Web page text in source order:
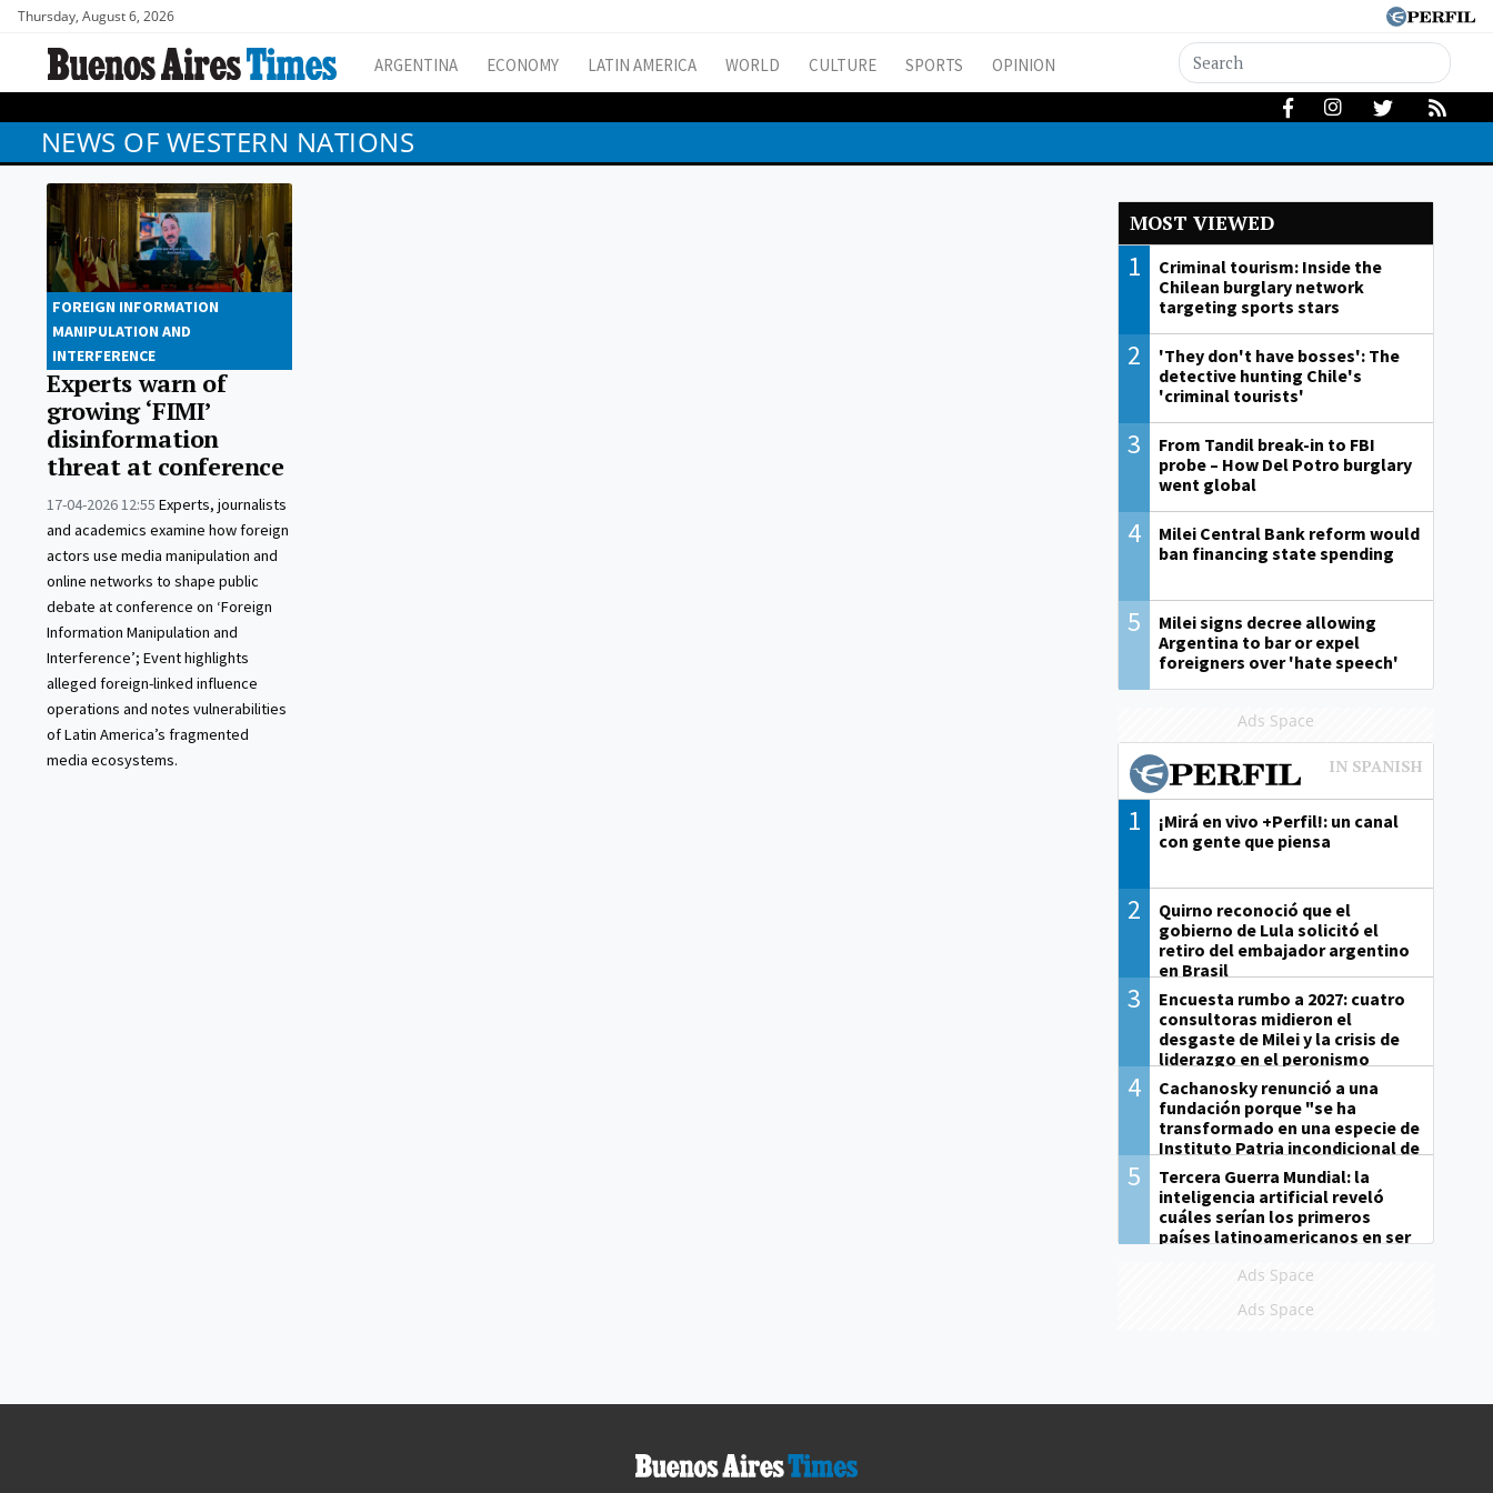
Thursday, August 6, 2026
ARGENTINA ECONOMY LATIN AMERICA WORLD CULTURE SPORTS OPINION
NEWS OF WESTERN NATIONS
FOREIGN INFORMATION
MANIPULATION AND
INTERFERENCE
Experts warn of
growing ‘FIMI’
disinformation
threat at conference
17-04-2026 12:55 Experts, journalists
and academics examine how foreign
actors use media manipulation and
online networks to shape public
debate at conference on ‘Foreign
Information Manipulation and
Interference’; Event highlights
alleged foreign-linked influence
operations and notes vulnerabilities
of Latin America’s fragmented
media ecosystems.
MOST VIEWED
1
Criminal tourism: Inside the
Chilean burglary network
targeting sports stars
2
'They don't have bosses': The
detective hunting Chile's
'criminal tourists'
3
From Tandil break-in to FBI
probe – How Del Potro burglary
went global
4
Milei Central Bank reform would
ban financing state spending
5
Milei signs decree allowing
Argentina to bar or expel
foreigners over 'hate speech'
Ads Space
1
¡Mirá en vivo +Perfil!: un canal
con gente que piensa
2
Quirno reconoció que el
gobierno de Lula solicitó el
retiro del embajador argentino
en Brasil
3
Encuesta rumbo a 2027: cuatro
consultoras midieron el
desgaste de Milei y la crisis de
liderazgo en el peronismo
4
Cachanosky renunció a una
fundación porque "se ha
transformado en una especie de
Instituto Patria incondicional de
la gestión de Milei"
5
Tercera Guerra Mundial: la
inteligencia artificial reveló
cuáles serían los primeros
países latinoamericanos en ser
Ads Space
Ads Space